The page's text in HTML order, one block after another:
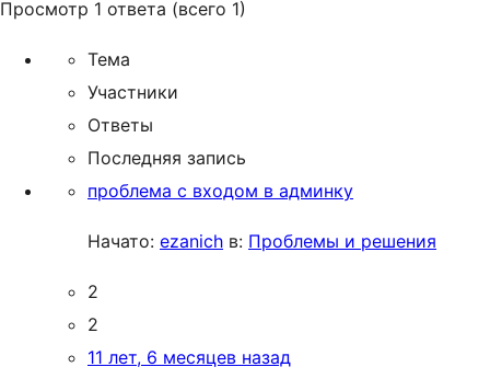
Просмотр 1 ответа (всего 1)
Тема
Участники
Ответы
Последняя запись
проблема с входом в админку
Начато: ezanich в: Проблемы и решения
2
2
11 лет, 6 месяцев назад